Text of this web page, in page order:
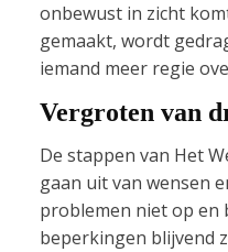
onbewust in zicht
gemaakt, wordt
iemand meer regie
Vergroten van
De stappen van Het
gaan uit van wensen
problemen niet op en
beperkingen blijvend